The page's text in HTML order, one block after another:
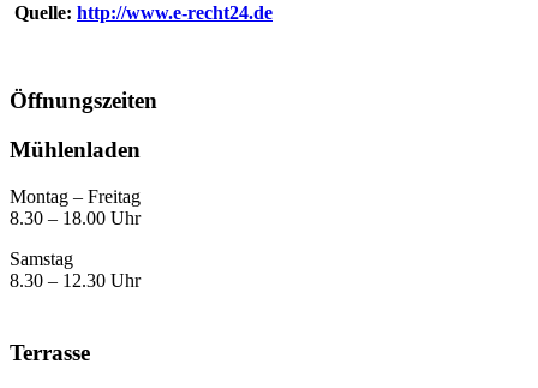
Quelle: http://www.e-recht24.de
Öffnungszeiten
Mühlenladen
Montag – Freitag
8.30 – 18.00 Uhr
Samstag
8.30 – 12.30 Uhr
Terrasse